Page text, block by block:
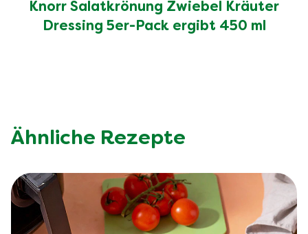
Knorr Salatkrönung Zwiebel Kräuter
Dressing 5er-Pack ergibt 450 ml
Ähnliche Rezepte